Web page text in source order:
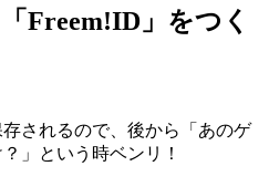
Freem!ID 」をつく
されるので、後から「あのゲ
」という時ベンリ！